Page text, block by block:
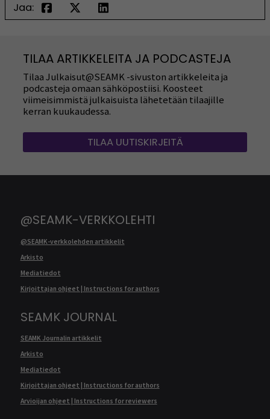
Jaa:
TILAA ARTIKKELEITA JA PODCASTEJA
Tilaa Julkaisut@SEAMK -sivuston artikkeleita ja
podcasteja omaan sähköpostiisi. Koosteet
viimeisimmistä julkaisuista lähetetään tilaajille
kerran kuukaudessa.
TILAA UUTISKIRJEITÄ
@SEAMK-VERKKOLEHTI
@SEAMK-verkkolehden artikkelit
Arkisto
Mediatiedot
Kirjoittajan ohjeet | Instructions for authors
SEAMK JOURNAL
SEAMK Journalin artikkelit
Arkisto
Mediatiedot
Kirjoittajan ohjeet | Instructions for authors
Arvioijan ohjeet | Instructions for reviewers